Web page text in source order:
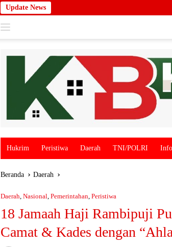
Update News
Hukrim Peristiwa Daerah TNI/POLRI
Beranda Daerah
Daerah, Nasional, Pemerintahan, Peristiwa
18 Jamaah Haji Rambipuji
Camat & Kades dengan